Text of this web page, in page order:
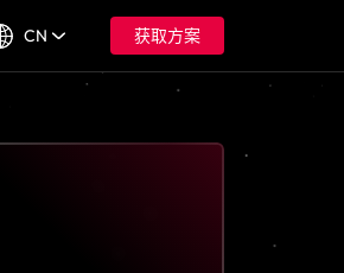
CN 获取方案